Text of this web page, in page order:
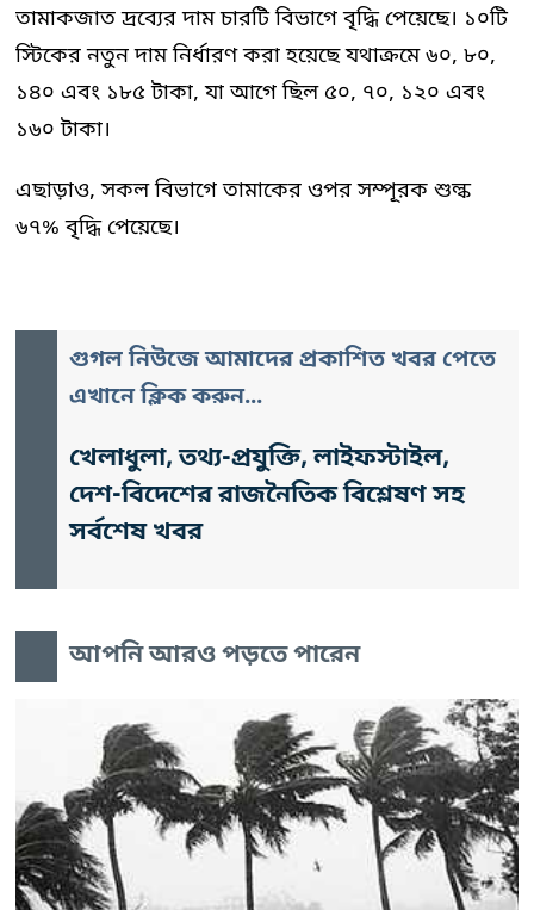
তামাকজাত দ্রব্যের দাম চারটি বিভাগে বৃদ্ধি পেয়েছে। ১০টি
স্টিকের নতুন দাম নির্ধারণ করা হয়েছে যথাক্রমে ৬০, ৮০,
১৪০ এবং ১৮৫ টাকা, যা আগে ছিল ৫০, ৭০, ১২০ এবং
১৬০ টাকা।
এছাড়াও, সকল বিভাগে তামাকের ওপর সম্পূরক শুল্ক
৬৭% বৃদ্ধি পেয়েছে।
গুগল নিউজে আমাদের প্রকাশিত খবর পেতে
এখানে ক্লিক করুন...
খেলাধুলা, তথ্য-প্রযুক্তি, লাইফস্টাইল,
দেশ-বিদেশের রাজনৈতিক বিশ্লেষণ সহ
সর্বশেষ খবর
আপনি আরও পড়তে পারেন